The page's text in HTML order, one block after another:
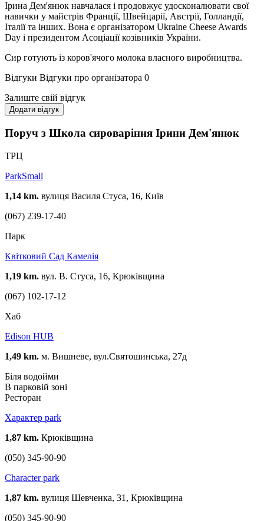
Ірина Дем'янюк навчалася і продовжує удосконалювати свої
навички у майстрів Франції, Швейцарії, Австрії, Голландії,
Італії та інших. Вона є організатором Ukraine Cheese Awards
Day і президентом Асоціації козівників України.
Сир готують із коров'ячого молока власного виробництва.
Відгуки Відгуки про організатора 0
Залиште свій відгук
Додати відгук
Поруч з Школа сироваріння Ірини Дем'янюк
ТРЦ
ParkSmall
1,14 km. вулиця Василя Стуса, 16, Київ
(067) 239-17-40
Парк
Квітковий Сад Камелія
1,19 km. вул. В. Стуса, 16, Крюківщина
(067) 102-17-12
Хаб
Edison HUB
1,49 km. м. Вишневе, вул.Святошинська, 27д
Біля водойми
В парковій зоні
Ресторан
Характер park
1,87 km. Крюківщина
(050) 345-90-90
Character park
1,87 km. вулиця Шевченка, 31, Крюківщина
(050) 345-90-90